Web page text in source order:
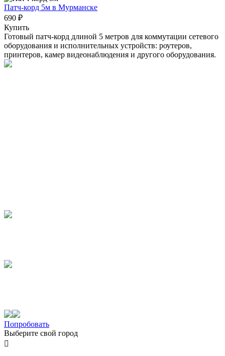
Патч-корд 5м в Мурманске
690 ₽
Купить
Готовый патч-корд длиной 5 метров для коммутации сетевого
оборудования и исполнительных устройств: роутеров,
принтеров, камер видеонаблюдения и другого оборудования.
Попробовать
Выберите свой город
